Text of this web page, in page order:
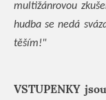
multižánrovou
hudba se nedá
těším!"
VSTUPENKY